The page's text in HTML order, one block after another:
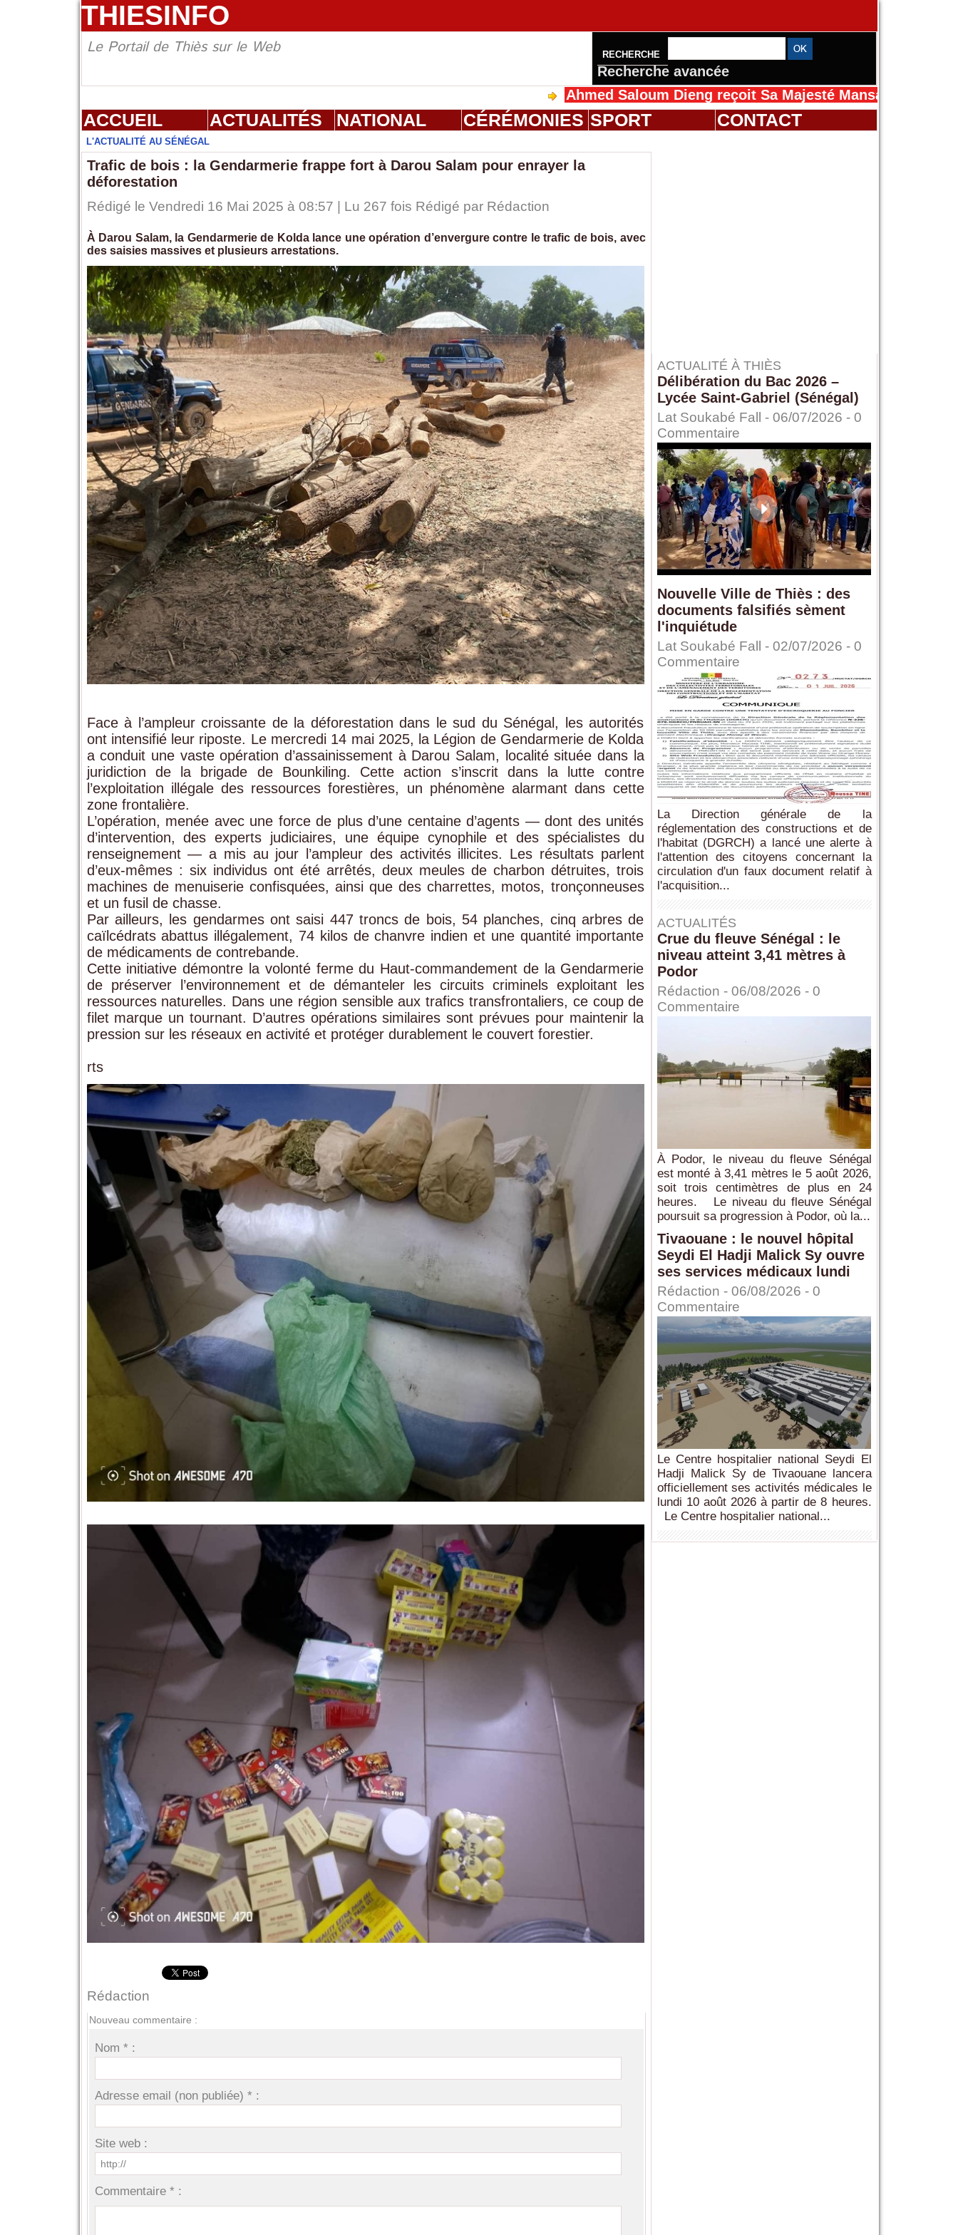
THIESINFO
Le Portail de Thiès sur le Web RECHERCHE
Recherche avancée
Ahmed Saloum Dieng reçoit Sa Majesté Mansah Cissé au Sénégal pour
ACCUEIL ACTUALITÉS NATIONAL CÉRÉMONIES SPORT CONTACT
L'ACTUALITÉ AU SÉNÉGAL
Trafic de bois : la Gendarmerie frappe fort à Darou Salam pour enrayer la
déforestation
Rédigé le Vendredi 16 Mai 2025 à 08:57 | Lu 267 fois Rédigé par Rédaction
À Darou Salam, la Gendarmerie de Kolda lance une opération d’envergure contre le trafic de bois, avec
des saisies massives et plusieurs arrestations.
Face à l’ampleur croissante de la déforestation dans le sud du Sénégal, les autorités
ont intensifié leur riposte. Le mercredi 14 mai 2025, la Légion de Gendarmerie de Kolda
a conduit une vaste opération d’assainissement à Darou Salam, localité située dans la
juridiction de la brigade de Bounkiling. Cette action s’inscrit dans la lutte contre
l’exploitation illégale des ressources forestières, un phénomène alarmant dans cette
zone frontalière.
L’opération, menée avec une force de plus d’une centaine d’agents — dont des unités
d’intervention, des experts judiciaires, une équipe cynophile et des spécialistes du
renseignement — a mis au jour l’ampleur des activités illicites. Les résultats parlent
d’eux-mêmes : six individus ont été arrêtés, deux meules de charbon détruites, trois
machines de menuiserie confisquées, ainsi que des charrettes, motos, tronçonneuses
et un fusil de chasse.
Par ailleurs, les gendarmes ont saisi 447 troncs de bois, 54 planches, cinq arbres de
caïlcédrats abattus illégalement, 74 kilos de chanvre indien et une quantité importante
de médicaments de contrebande.
Cette initiative démontre la volonté ferme du Haut-commandement de la Gendarmerie
de préserver l’environnement et de démanteler les circuits criminels exploitant les
ressources naturelles. Dans une région sensible aux trafics transfrontaliers, ce coup de
filet marque un tournant. D’autres opérations similaires sont prévues pour maintenir la
pression sur les réseaux en activité et protéger durablement le couvert forestier.
rts
Rédaction
Nouveau commentaire :
Nom * :
Adresse email (non publiée) * :
Site web :
Commentaire * :
ACTUALITÉ À THIÈS
Délibération du Bac 2026 –
Lycée Saint-Gabriel (Sénégal)
Lat Soukabé Fall - 06/07/2026 - 0
Commentaire
Nouvelle Ville de Thiès : des
documents falsifiés sèment
l'inquiétude
Lat Soukabé Fall - 02/07/2026 - 0
Commentaire
La Direction générale de la
réglementation des constructions et de
l'habitat (DGRCH) a lancé une alerte à
l'attention des citoyens concernant la
circulation d'un faux document relatif à
l'acquisition...
ACTUALITÉS
Crue du fleuve Sénégal : le
niveau atteint 3,41 mètres à
Podor
Rédaction - 06/08/2026 - 0
Commentaire
À Podor, le niveau du fleuve Sénégal
est monté à 3,41 mètres le 5 août 2026,
soit trois centimètres de plus en 24
heures. Le niveau du fleuve Sénégal
poursuit sa progression à Podor, où la...
Tivaouane : le nouvel hôpital
Seydi El Hadji Malick Sy ouvre
ses services médicaux lundi
Rédaction - 06/08/2026 - 0
Commentaire
Le Centre hospitalier national Seydi El
Hadji Malick Sy de Tivaouane lancera
officiellement ses activités médicales le
lundi 10 août 2026 à partir de 8 heures.
Le Centre hospitalier national...